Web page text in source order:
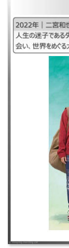
｜TANGタング、
市川実日子/小手伸也
くしたポンコツロボ
て成⾧と絆を描く、